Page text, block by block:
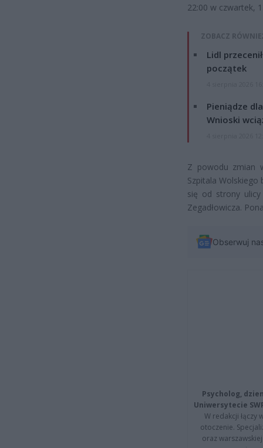
22:00 w czwartek,
ZOBACZ
Lidl
początek
Pieniądze
Wnioski
Z powodu zmian
Szpitala
się od strony
Zegadłowicza.
Obserwuj
Psycholog,
Uniwersytecie
W redakcji łączy
otoczenie.
oraz